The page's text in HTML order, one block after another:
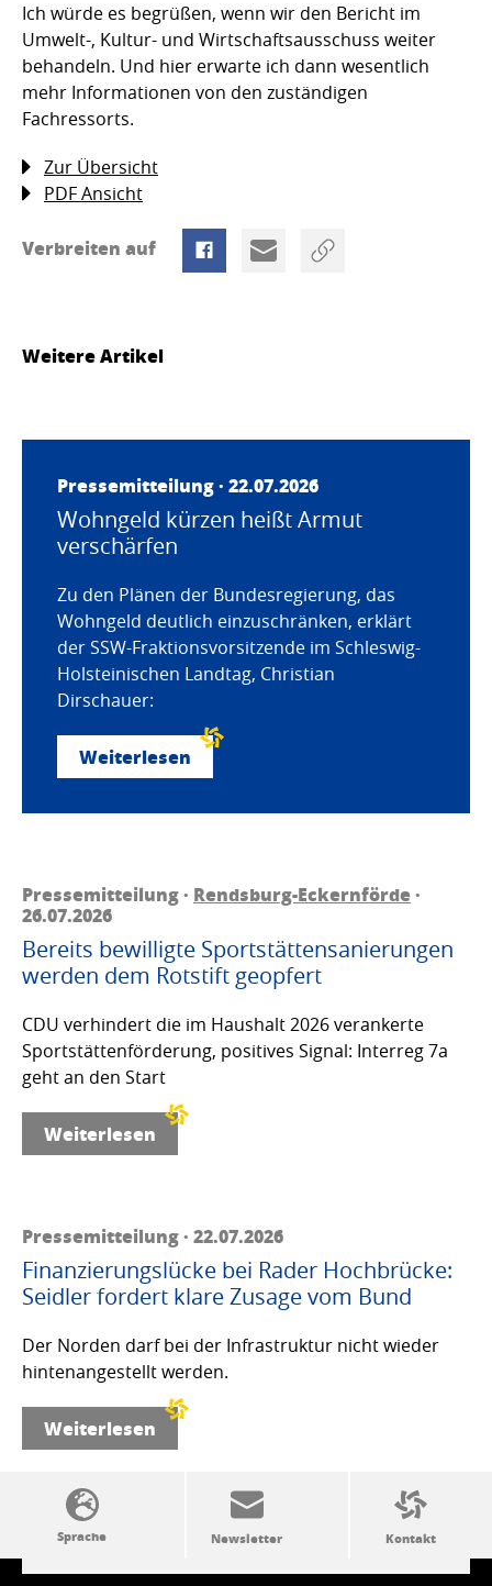
Ich würde es begrüßen, wenn wir den Bericht im
Umwelt-, Kultur- und Wirtschaftsausschuss weiter
behandeln. Und hier erwarte ich dann wesentlich
mehr Informationen von den zuständigen
Fachressorts.
Zur Übersicht
PDF Ansicht
Verbreiten auf
Weitere Artikel
Pressemitteilung · 22.07.2026
Wohngeld kürzen heißt Armut
verschärfen
Zu den Plänen der Bundesregierung, das
Wohngeld deutlich einzuschränken, erklärt
der SSW-Fraktionsvorsitzende im Schleswig-
Holsteinischen Landtag, Christian
Dirschauer:
Weiterlesen
Pressemitteilung · Rendsburg-Eckernförde·
26.07.2026
Bereits bewilligte Sportstättensanierungen
werden dem Rotstift geopfert
CDU verhindert die im Haushalt 2026 verankerte
Sportstättenförderung, positives Signal: Interreg 7a
geht an den Start
Weiterlesen
Pressemitteilung · 22.07.2026
Finanzierungslücke bei Rader Hochbrücke:
Seidler fordert klare Zusage vom Bund
Der Norden darf bei der Infrastruktur nicht wieder
hintenangestellt werden.
Weiterlesen
SSW-Politik von A bis Z